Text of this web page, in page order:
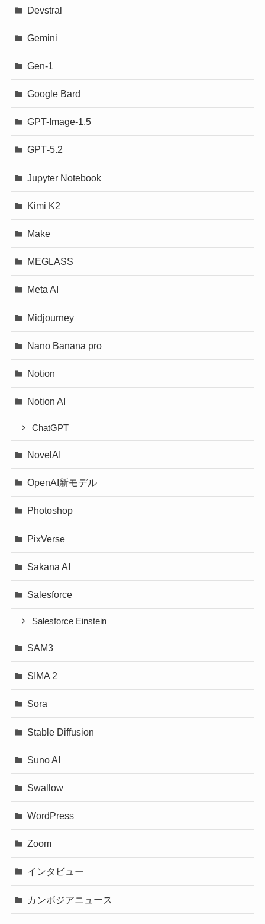
Devstral
Gemini
Gen-1
Google Bard
GPT-Image-1.5
GPT‐5.2
Jupyter Notebook
Kimi K2
Make
MEGLASS
Meta AI
Midjourney
Nano Banana pro
Notion
Notion AI
ChatGPT
NovelAI
OpenAI新モデル
Photoshop
PixVerse
Sakana AI
Salesforce
Salesforce Einstein
SAM3
SIMA 2
Sora
Stable Diffusion
Suno AI
Swallow
WordPress
Zoom
インタビュー
カンボジアニュース